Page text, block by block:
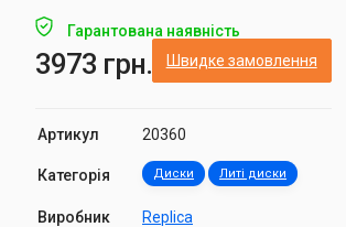
Гарантована наявність
3973 грн. Швидке замовлення
Артикул 20360
Категорія Диски Литі диски
Виробник Replica